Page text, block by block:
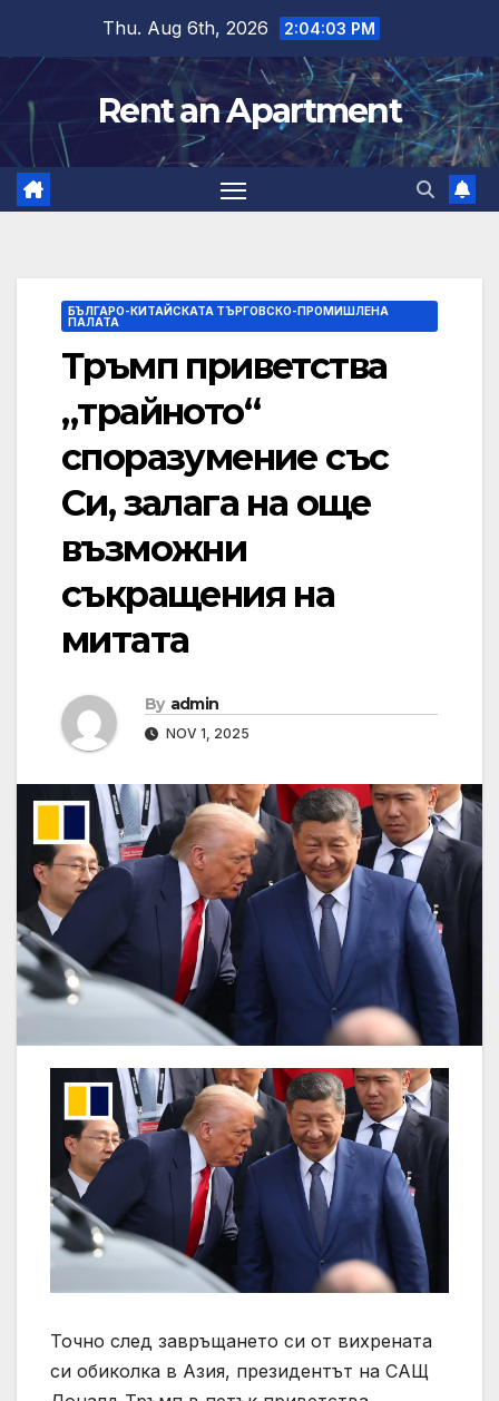
content
Thu. Aug 6th, 2026 2:04:04 PM
Rent an Apartment
БЪЛГАРО-КИТАЙСКАТА ТЪРГОВСКО-ПРОМИШЛЕНА
ПАЛАТА
Тръмп приветства
„трайното“
споразумение със
Си, залага на още
възможни
съкращения на
митата
By admin
NOV 1, 2025
Точно след завръщането си от вихрената
си обиколка в Азия, президентът на САЩ